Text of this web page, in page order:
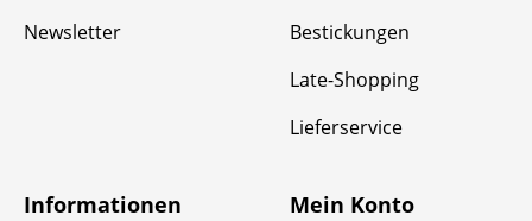
Newsletter
Bestickungen
Late-Shopping
Lieferservice
Informationen Mein Konto